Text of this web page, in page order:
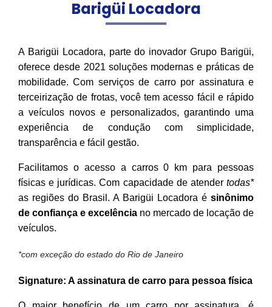
Barigüi Locadora
A Barigüi Locadora, parte do inovador Grupo Barigüi,
oferece desde 2021 soluções modernas e práticas de
mobilidade. Com serviços de carro por assinatura e
terceirização de frotas, você tem acesso fácil e rápido
a veículos novos e personalizados, garantindo uma
experiência de condução com simplicidade,
transparência e fácil gestão.
Facilitamos o acesso a carros 0 km para pessoas
físicas e jurídicas. Com capacidade de atender todas*
as regiões do Brasil. A Barigüi Locadora é sinônimo
de confiança e excelência no mercado de locação de
veículos.
*com exceção do estado do Rio de Janeiro
Signature: A assinatura de carro para pessoa física